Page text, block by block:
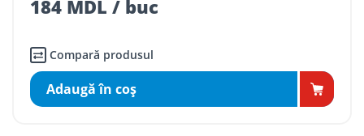
184 MDL / buc
Compară produsul
Adaugă în coş